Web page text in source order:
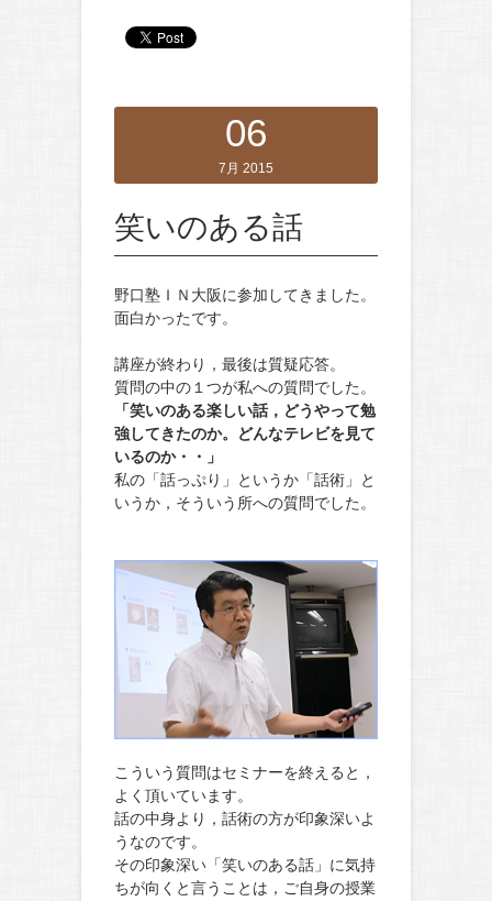
06
7月 2015
笑いのある話
野口塾ＩＮ大阪に参加してきました。
面白かったです。
講座が終わり，最後は質疑応答。
質問の中の１つが私への質問でした。
「笑いのある楽しい話，どうやって勉
強してきたのか。どんなテレビを見て
いるのか・・」
私の「話っぷり」というか「話術」と
いうか，そういう所への質問でした。
こういう質問はセミナーを終えると，
よく頂いています。
話の中身より，話術の方が印象深いよ
うなのです。
その印象深い「笑いのある話」に気持
ちが向くと言うことは，ご自身の授業